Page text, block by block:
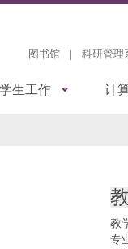
图书馆 | 科研管理
学生工作 计
教
专